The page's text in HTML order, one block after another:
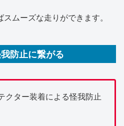
ムーズな走りができます。
防止に繋がる
クター装着による怪我防止